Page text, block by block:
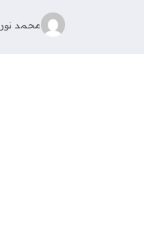
محمد نور